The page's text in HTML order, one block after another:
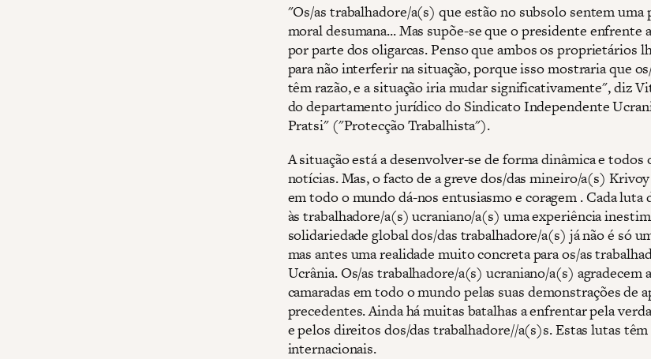
"Os/as trabalhadore/a(s) que estão no subsolo sentem uma
moral desumana... Mas supõe-se que o presidente enfrente
por parte dos oligarcas. Penso que ambos os proprietários
para não interferir na situação, porque isso mostraria que
têm razão, e a situação iria mudar significativamente", diz
do departamento jurídico do Sindicato Independente
Pratsi" ("Protecção Trabalhista").
A situação está a desenvolver-se de forma dinâmica e todos
notícias. Mas, o facto de a greve dos/das mineiro/a(s)
em todo o mundo dá-nos entusiasmo e coragem . Cada luta
às trabalhadore/a(s) ucraniano/a(s) uma experiência
solidariedade global dos/das trabalhadore/a(s) já não é só
mas antes uma realidade muito concreta para os/as
Ucrânia. Os/as trabalhadore/a(s) ucraniano/a(s) agradecem
camaradas em todo o mundo pelas suas demonstrações de
precedentes. Ainda há muitas batalhas a enfrentar pela
e pelos direitos dos/das trabalhadore//a(s)s. Estas lutas têm
internacionais.